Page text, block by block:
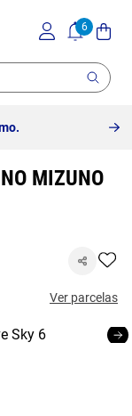
MIZUNO
Ver parcelas